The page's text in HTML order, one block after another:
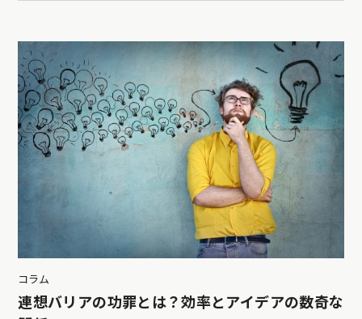
コラム
連想バリアの功罪とは？効率とアイデアの数奇な